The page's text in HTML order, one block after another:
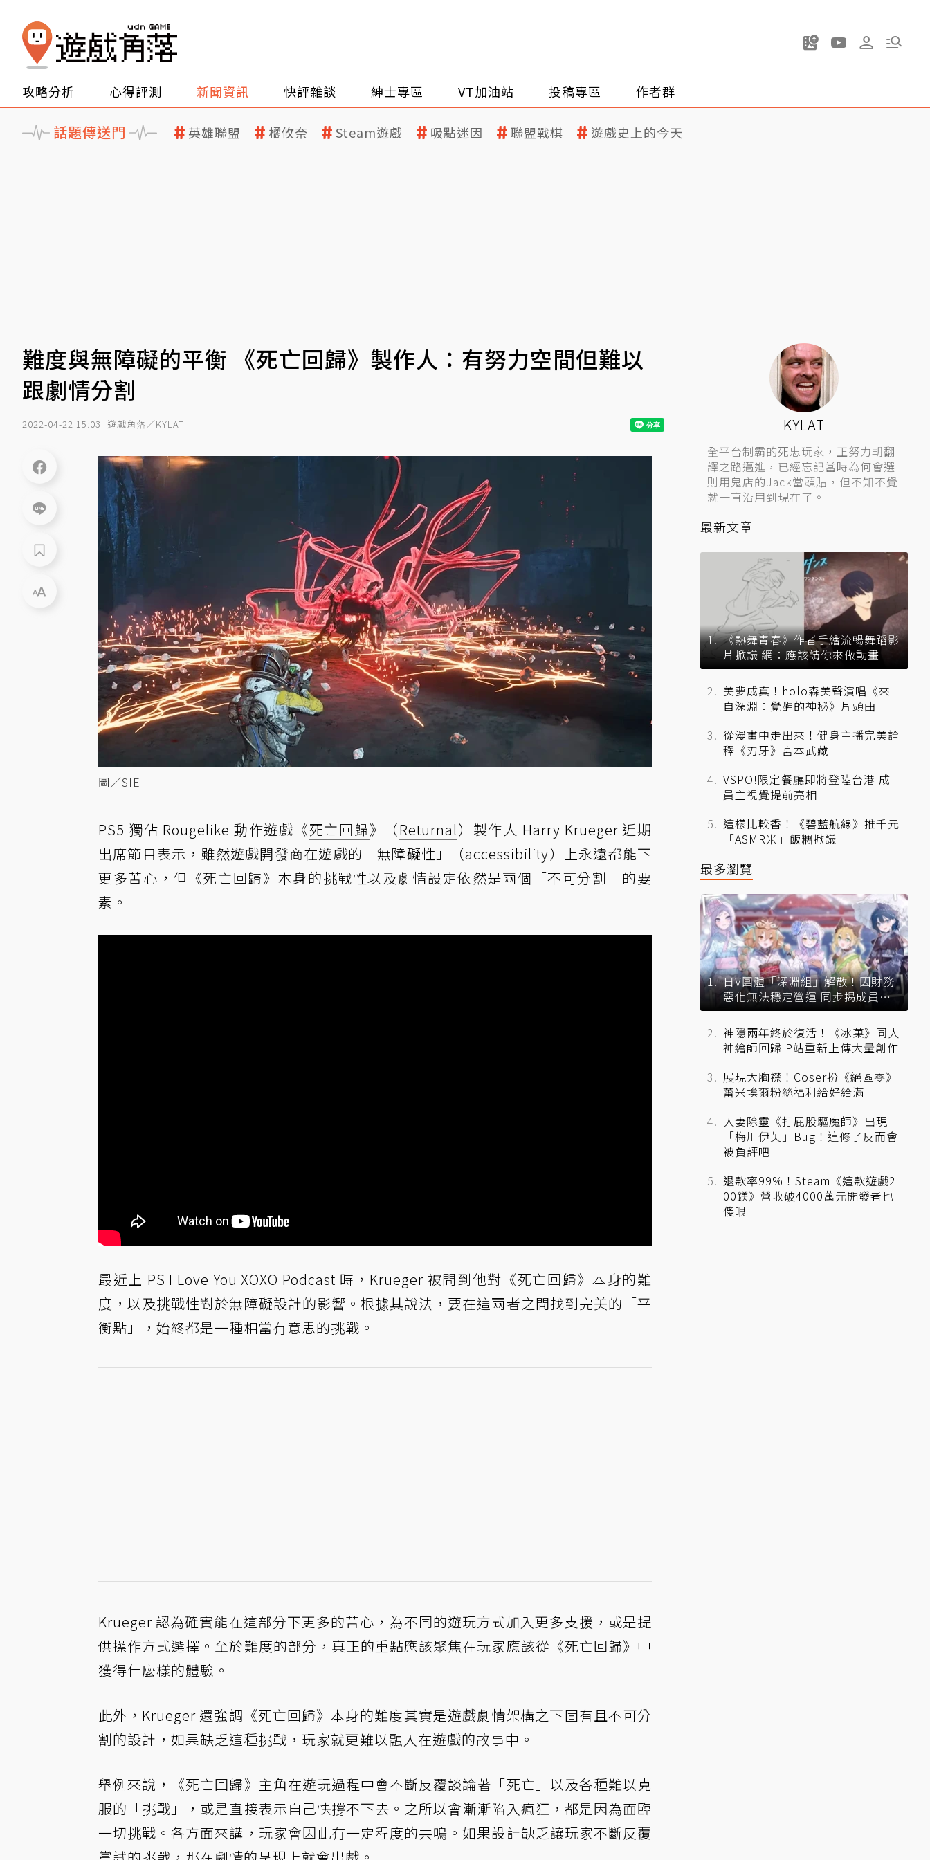
攻略分析 心得評測 新聞資訊 快評雜談 紳士專區 VT加油站 投稿專區 作者群
話題傳送門 英雄聯盟 橘攸奈 Steam遊戲 吸點迷因 聯盟戰棋 遊戲史上的今天
難度與無障礙的平衡 《死亡回歸》製作人：有努力空間但難以
跟劇情分割
2022-04-22 15:03 遊戲角落／KYLAT
圖／SIE
PS5 獨佔 Rougelike 動作遊戲《死亡回歸》（Returnal）製作人 Harry Krueger 近期
出席節目表示，雖然遊戲開發商在遊戲的「無障礙性」（accessibility）上永遠都能下
更多苦心，但《死亡回歸》本身的挑戰性以及劇情設定依然是兩個「不可分割」的要
素。
最近上 PS I Love You XOXO Podcast 時，Krueger 被問到他對《死亡回歸》本身的難
度，以及挑戰性對於無障礙設計的影響。根據其說法，要在這兩者之間找到完美的「平
衡點」，始終都是一種相當有意思的挑戰。
Krueger 認為確實能在這部分下更多的苦心，為不同的遊玩方式加入更多支援，或是提
供操作方式選擇。至於難度的部分，真正的重點應該聚焦在玩家應該從《死亡回歸》中
獲得什麼樣的體驗。
此外，Krueger 還強調《死亡回歸》本身的難度其實是遊戲劇情架構之下固有且不可分
割的設計，如果缺乏這種挑戰，玩家就更難以融入在遊戲的故事中。
舉例來說，《死亡回歸》主角在遊玩過程中會不斷反覆談論著「死亡」以及各種難以克
服的「挑戰」，或是直接表示自己快撐不下去。之所以會漸漸陷入瘋狂，都是因為面臨
一切挑戰。各方面來講，玩家會因此有一定程度的共鳴。如果設計缺乏讓玩家不斷反覆
KYLAT
全平台制霸的死忠玩家，正努力朝翻
譯之路邁進，已經忘記當時為何會選
則用鬼店的Jack當頭貼，但不知不覺
就一直沿用到現在了。
最新文章
《熱舞青春》作者手繪流暢舞蹈影
片掀議 網：應該請你來做動畫
美夢成真！holo森美聲演唱《來
自深淵：覺醒的神秘》片頭曲
從漫畫中走出來！健身主播完美詮
釋《刃牙》宮本武藏
VSPO!限定餐廳即將登陸台港 成
員主視覺提前亮相
這樣比較香！《碧藍航線》推千元
「ASMR米」飯糰掀議
最多瀏覽
日V團體「深淵組」解散！因財務
惡化無法穩定營運 同步揭成員未
來去向
神隱兩年終於復活！《冰菓》同人
神繪師回歸 P站重新上傳大量創作
展現大胸襟！Coser扮《絕區零》
蕾米埃爾粉絲福利給好給滿
人妻除靈《打屁股驅魔師》出現
「梅川伊芙」Bug！這修了反而會
被負評吧
退款率99%！Steam《這款遊戲2
00鎂》營收破4000萬元開發者也
傻眼